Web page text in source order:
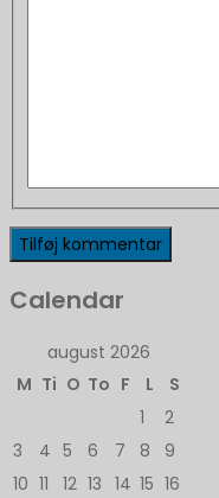
Calendar
august 2026
M Ti O To F L
S
1
2
3
4 5 6 7 8
9
10 11 12 13 14 15 16